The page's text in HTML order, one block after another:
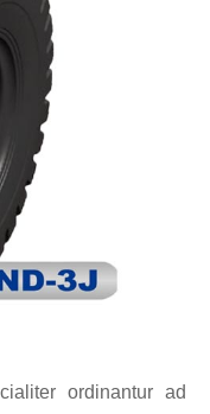
ordinantur ad